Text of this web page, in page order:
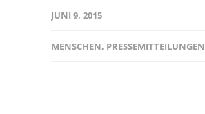
JUNI 9, 2015
MENSCHEN, PRESSEMITTEILUNGEN